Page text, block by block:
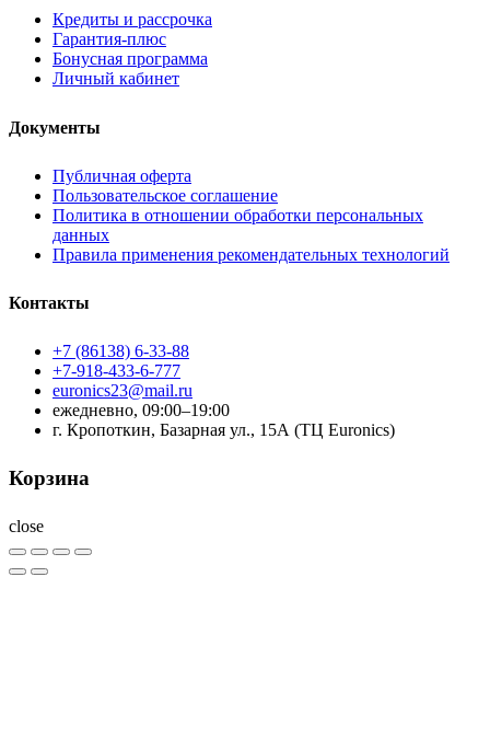
Кредиты и рассрочка
Гарантия-плюс
Бонусная программа
Личный кабинет
Документы
Публичная оферта
Пользовательское соглашение
Политика в отношении обработки персональных
данных
Правила применения рекомендательных технологий
Контакты
+7 (86138) 6-33-88
+7-918-433-6-777
euronics23@mail.ru
ежедневно, 09:00–19:00
г. Кропоткин, Базарная ул., 15А (ТЦ Euronics)
Корзина
close